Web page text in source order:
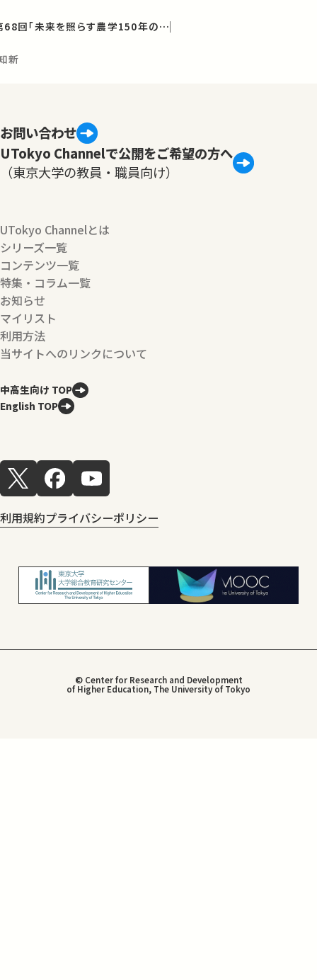
農学部公開セミナー 第68回「未来を照らす農学150年のあゆみ」
新
お問い合わせ
UTokyo Channelで公開をご希望の方へ
（東京大学の教員・職員向け）
UTokyo Channelとは
シリーズ一覧
コンテンツ一覧
特集・コラム一覧
お知らせ
マイリスト
利用方法
当サイトへのリンクについて
中高生向け TOP
English TOP
利用規約プライバシーポリシー
© Center for Research and Development
of Higher Education, The University of Tokyo